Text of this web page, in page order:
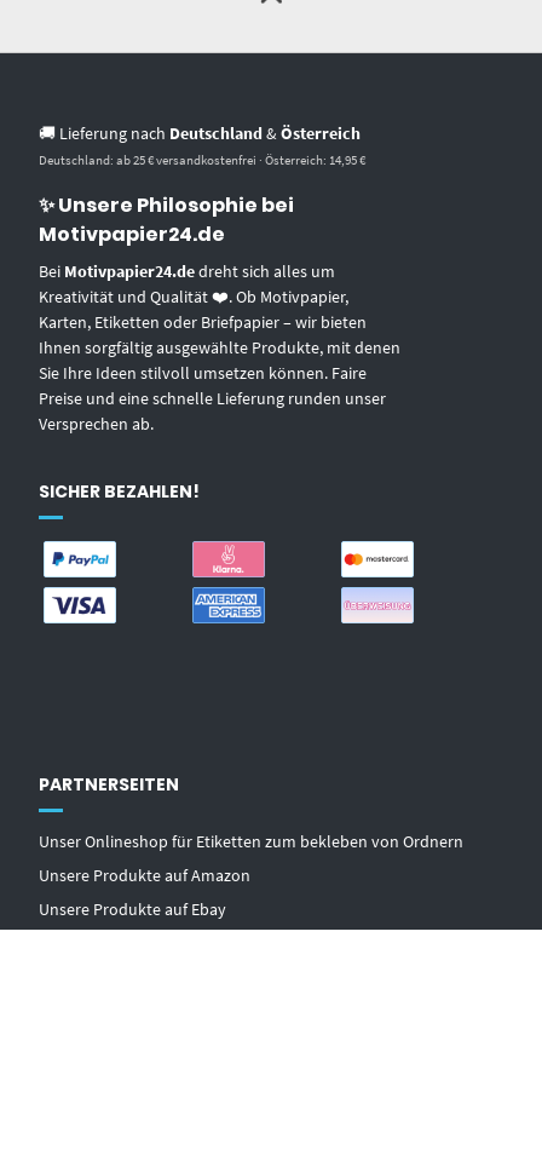
🚚 Lieferung nach Deutschland &Österreich
Deutschland: ab 25 € versandkostenfrei · Österreich: 14,95 €
✨ Unsere Philosophie bei
Motivpapier24.de
Bei Motivpapier24.dedreht sich alles um
Kreativität und Qualität ❤️. Ob Motivpapier,
Karten, Etiketten oder Briefpapier – wir bieten
Ihnen sorgfältig ausgewählte Produkte, mit denen
Sie Ihre Ideen stilvoll umsetzen können. Faire
Preise und eine schnelle Lieferung runden unser
Versprechen ab.
SICHER BEZAHLEN!
PARTNERSEITEN
Unser Onlineshop für Etiketten zum bekleben von Ordnern
Unsere Produkte auf Amazon
Unsere Produkte auf Ebay